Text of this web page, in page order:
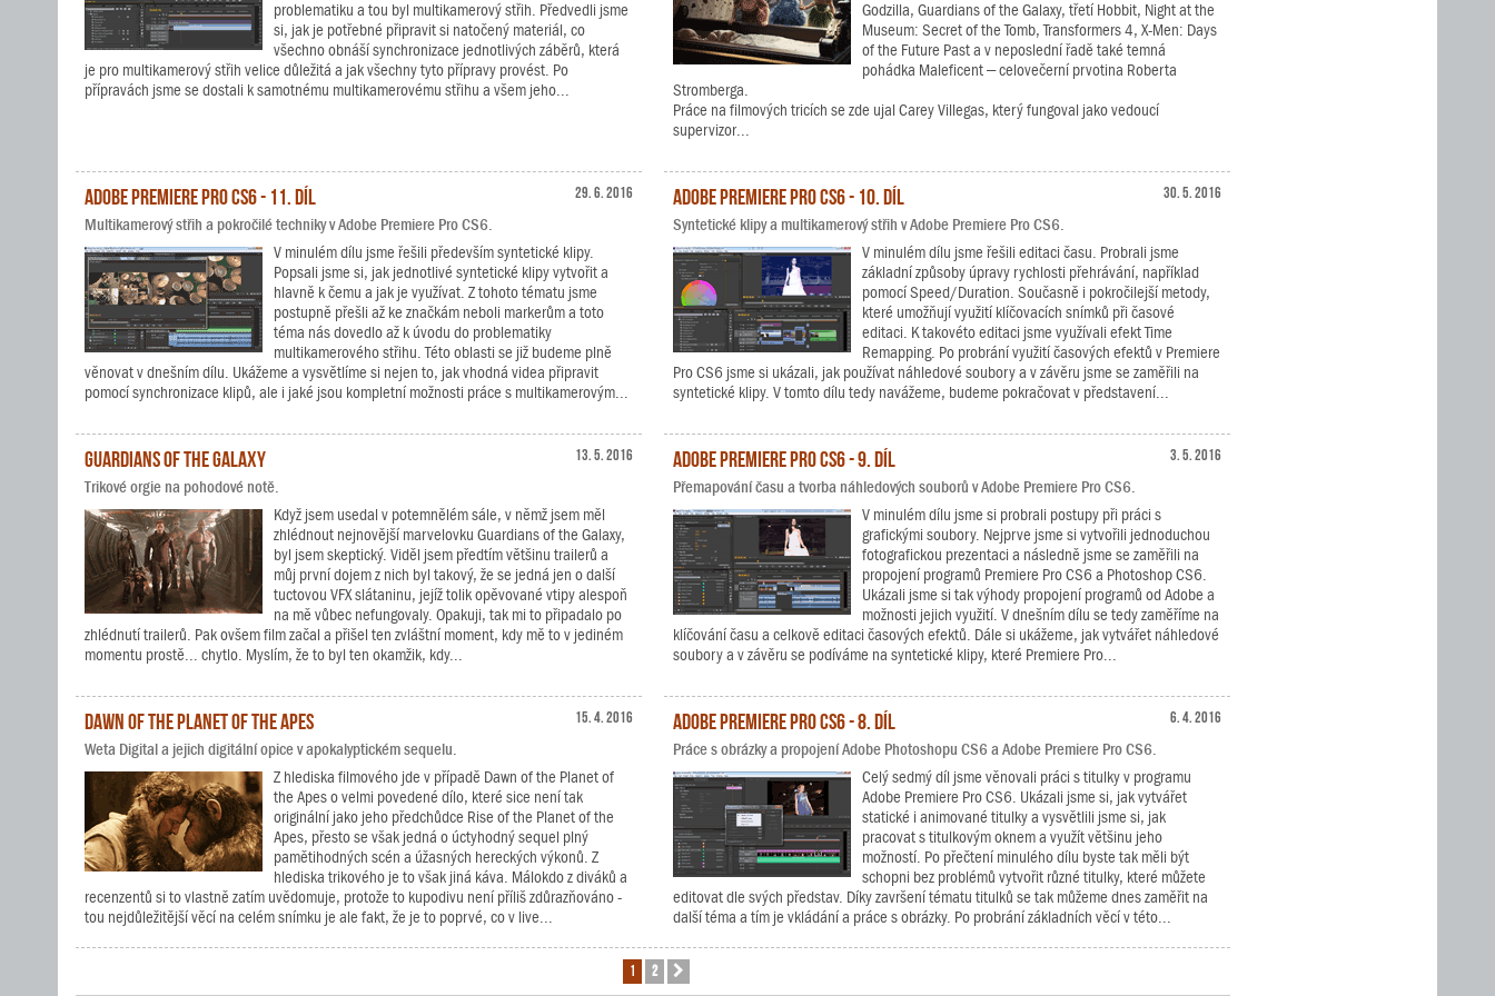
problematiku a tou byl multikamerový střih. Předvedli jsme
si, jak je potřebné připravit si natočený materiál, co
všechno obnáší synchronizace jednotlivých záběrů, která
je pro multikamerový střih velice důležitá a jak všechny tyto přípravy provést. Po
přípravách jsme se dostali k samotnému multikamerovému střihu a všem jeho...
Godzilla, Guardians of the Galaxy, třetí Hobbit, Night at the
Museum: Secret of the Tomb, Transformers 4, X-Men: Days
of the Future Past a v neposlední řadě také temná
pohádka Maleficent – celovečerní prvotina Roberta
Stromberga.
Práce na filmových tricích se zde ujal Carey Villegas, který fungoval jako vedoucí
supervizor...
29. 6. 2016
Adobe Premiere Pro CS6 - 11. díl
Multikamerový střih a pokročilé techniky v Adobe Premiere Pro CS6.
V minulém dílu jsme řešili především syntetické klipy.
Popsali jsme si, jak jednotlivé syntetické klipy vytvořit a
hlavně k čemu a jak je využívat. Z tohoto tématu jsme
postupně přešli až ke značkám neboli markerům a toto
téma nás dovedlo až k úvodu do problematiky
multikamerového střihu. Této oblasti se již budeme plně
věnovat v dnešním dílu. Ukážeme a vysvětlíme si nejen to, jak vhodná videa připravit
pomocí synchronizace klipů, ale i jaké jsou kompletní možnosti práce s multikamerovým...
30. 5. 2016
Adobe Premiere Pro CS6 - 10. díl
Syntetické klipy a multikamerový střih v Adobe Premiere Pro CS6.
V minulém dílu jsme řešili editaci času. Probrali jsme
základní způsoby úpravy rychlosti přehrávání, například
pomocí Speed/Duration. Současně i pokročilejší metody,
které umožňují využití klíčovacích snímků při časové
editaci. K takovéto editaci jsme využívali efekt Time
Remapping. Po probrání využití časových efektů v Premiere
Pro CS6 jsme si ukázali, jak používat náhledové soubory a v závěru jsme se zaměřili na
syntetické klipy. V tomto dílu tedy navážeme, budeme pokračovat v představení...
13. 5. 2016
Guardians of the Galaxy
Trikové orgie na pohodové notě.
Když jsem usedal v potemnělém sále, v němž jsem měl
zhlédnout nejnovější marvelovku Guardians of the Galaxy,
byl jsem skeptický. Viděl jsem předtím většinu trailerů a
můj první dojem z nich byl takový, že se jedná jen o další
tuctovou VFX slátaninu, jejíž tolik opěvované vtipy alespoň
na mě vůbec nefungovaly. Opakuji, tak mi to připadalo po
zhlédnutí trailerů. Pak ovšem film začal a přišel ten zvláštní moment, kdy mě to v jediném
momentu prostě... chytlo. Myslím, že to byl ten okamžik, kdy...
3. 5. 2016
Adobe Premiere Pro CS6 - 9. díl
Přemapování času a tvorba náhledových souborů v Adobe Premiere Pro CS6.
V minulém dílu jsme si probrali postupy při práci s
grafickými soubory. Nejprve jsme si vytvořili jednoduchou
fotografickou prezentaci a následně jsme se zaměřili na
propojení programů Premiere Pro CS6 a Photoshop CS6.
Ukázali jsme si tak výhody propojení programů od Adobe a
možnosti jejich využití. V dnešním dílu se tedy zaměříme na
klíčování času a celkově editaci časových efektů. Dále si ukážeme, jak vytvářet náhledové
soubory a v závěru se podíváme na syntetické klipy, které Premiere Pro...
15. 4. 2016
Dawn of the Planet of the Apes
Weta Digital a jejich digitální opice v apokalyptickém sequelu.
Z hlediska filmového jde v případě Dawn of the Planet of
the Apes o velmi povedené dílo, které sice není tak
originální jako jeho předchůdce Rise of the Planet of the
Apes, přesto se však jedná o úctyhodný sequel plný
pamětihodných scén a úžasných hereckých výkonů. Z
hlediska trikového je to však jiná káva. Málokdo z diváků a
recenzentů si to vlastně zatím uvědomuje, protože to kupodivu není příliš zdůrazňováno -
tou nejdůležitější věcí na celém snímku je ale fakt, že je to poprvé, co v live...
6. 4. 2016
Adobe Premiere Pro CS6 - 8. díl
Práce s obrázky a propojení Adobe Photoshopu CS6 a Adobe Premiere Pro CS6.
Celý sedmý díl jsme věnovali práci s titulky v programu
Adobe Premiere Pro CS6. Ukázali jsme si, jak vytvářet
statické i animované titulky a vysvětlili jsme si, jak
pracovat s titulkovým oknem a využít většinu jeho
možností. Po přečtení minulého dílu byste tak měli být
schopni bez problémů vytvořit různé titulky, které můžete
editovat dle svých představ. Díky završení tématu titulků se tak můžeme dnes zaměřit na
další téma a tím je vkládání a práce s obrázky. Po probrání základních věcí v této...
1 2